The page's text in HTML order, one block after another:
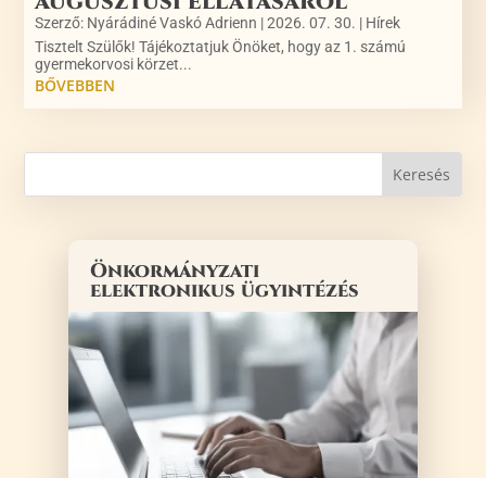
Szerző: Nyárádiné Vaskó Adrienn |2026. 07. 30. | Hírek
Tisztelt Szülők! Tájékoztatjuk Önöket, hogy az 1. számú
gyermekorvosi körzet...
BŐVEBBEN
Önkormányzati
elektronikus ügyintézés